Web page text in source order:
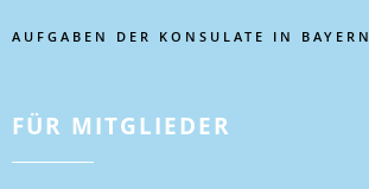
AUFGABEN DER KONSULATE IN BAYERN
FÜR MITGLIEDER